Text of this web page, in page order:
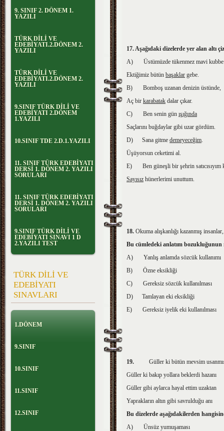
9. SINIF 2. DÖNEM 1.
YAZILI
TÜRK DİLİ VE
EDEBİYATI.2.DÖNEM 2.
YAZILI
TÜRK DİLİ VE
EDEBİYATI.2.DÖNEM 2.
YAZILI
9.SINIF TÜRK DİLİ VE
EDEBİYATI 2.DÖNEM
1.YAZILI
10.SINIF TDE 2.D.1.YAZILI
11. SINIF TÜRK EDEBİYATI
DERSİ 1. DÖNEM 2. YAZILI
SORULARI
11. SINIF TÜRK EDEBİYATI
DERSİ 1. DÖNEM 2. YAZILI
SORULARI
9.SINIF TÜRK DİLİ VE
EDEBİYATI SINAVI 1 D
2.YAZILI TEST
TÜRK DİLİ VE
EDEBİYATI
SINAVLARI
1.DÖNEM
9.SINIF
10.SINIF
11.SINIF
12.SINIF
17. Aşağıdaki dizelerde yer alan altı
A)
Üstümüzde tükenmez mavi kubbe
Ektiğimiz bütün başaklar gebe.
B)
Bomboş uzanan denizin üstünde,
Aç bir karabatak dalar çıkar.
C)
Ben senin gün ışığında
Saçlarını buğdaylar gibi uzar gördüm.
D)
Sana gitme demeyeceğim.
Üşüyorsun ceketimi al.
E)
Ben güneşli bir şehrin satıcısıyım
Sayısız hünerlerimi unuttum.
18. Okuma alışkanlığı kazanmış
Bu cümledeki anlatım
A)
Yanlış anlamda sözcük kullanımı
B)
Özne eksikliği
C)
Gereksiz sözcük kullanılması
D)
Tamlayan eki eksikliği
E)
Gereksiz iyelik eki kullanılması
19. Güller ki bütün mevsim usanmış
Güller ki bakıp yollara beklerdi hazanı
Güller gibi aylarca hayal ettim uzaktan
Yaprakların altın gibi savrulduğu anı
Bu dizelerde aşağıdakilerden
A)
Ünsüz yumuşaması